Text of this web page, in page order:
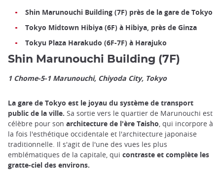
Shin Marunouchi Building (7F) près de la gare de Tokyo
Tokyo Midtown Hibiya (6F) à Hibiya, près de Ginza
Tokyu Plaza Harakudo (6F-7F) à Harajuko
Shin Marunouchi Building (7F)
1 Chome-5-1 Marunouchi, Chiyoda City, Tokyo
La gare de Tokyo est le joyau du système de transport
public de la ville. Sa sortie vers le quartier de Marunouchi est
célèbre pour son architecture de l'ère Taisho, qui incorpore à
la fois l'esthétique occidentale et l'architecture japonaise
traditionnelle. Il s'agit de l'une des vues les plus
emblématiques de la capitale, qui contraste et complète les
gratte-ciel des environs.